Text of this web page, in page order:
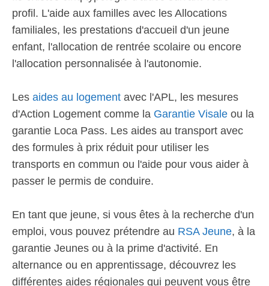
profil. L'aide aux familles avec les Allocations
familiales, les prestations d'accueil d'un jeune
enfant, l'allocation de rentrée scolaire ou encore
l'allocation personnalisée à l'autonomie.
Les aides au logement avec l'APL, les mesures
d'Action Logement comme la Garantie Visale ou la
garantie Loca Pass. Les aides au transport avec
des formules à prix réduit pour utiliser les
transports en commun ou l'aide pour vous aider à
passer le permis de conduire.
En tant que jeune, si vous êtes à la recherche d'un
emploi, vous pouvez prétendre au RSA Jeune, à la
garantie Jeunes ou à la prime d'activité. En
alternance ou en apprentissage, découvrez les
différentes aides régionales qui peuvent vous être